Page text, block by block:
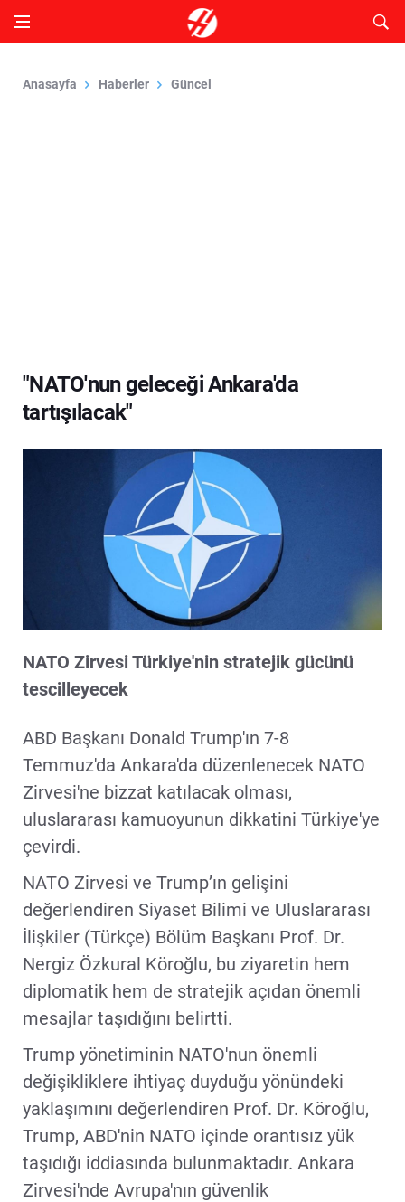
Anasayfa Haberler Güncel
"NATO'nun geleceği Ankara'da
tartışılacak"
NATO Zirvesi Türkiye'nin stratejik gücünü
tescilleyecek
ABD Başkanı Donald Trump'ın 7-8
Temmuz'da Ankara'da düzenlenecek NATO
Zirvesi'ne bizzat katılacak olması,
uluslararası kamuoyunun dikkatini Türkiye'ye
çevirdi.
NATO Zirvesi ve Trump’ın gelişini
değerlendiren Siyaset Bilimi ve Uluslararası
İlişkiler (Türkçe) Bölüm Başkanı Prof. Dr.
Nergiz Özkural Köroğlu, bu ziyaretin hem
diplomatik hem de stratejik açıdan önemli
mesajlar taşıdığını belirtti.
Trump yönetiminin NATO'nun önemli
değişikliklere ihtiyaç duyduğu yönündeki
yaklaşımını değerlendiren Prof. Dr. Köroğlu,
Trump, ABD'nin NATO içinde orantısız yük
taşıdığı iddiasında bulunmaktadır. Ankara
Zirvesi'nde Avrupa'nın güvenlik